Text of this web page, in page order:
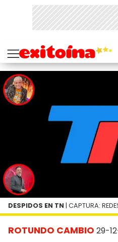
ROTUNDO CAMBIO 29-
DESPIDOS EN TN | CAPTURA: